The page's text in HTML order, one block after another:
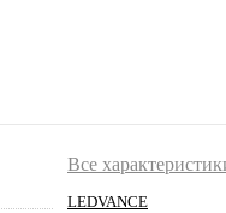
Все
LEDVANCE